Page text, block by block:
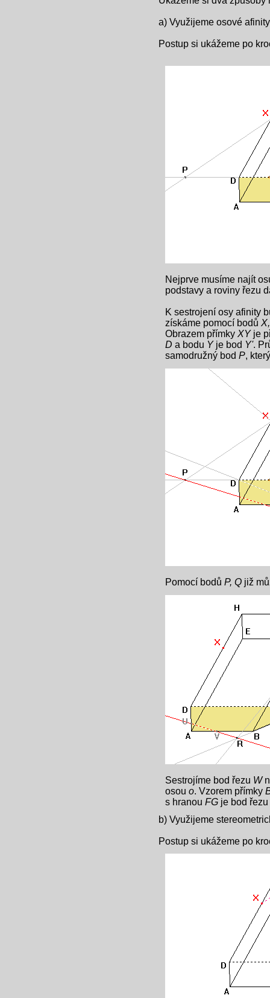
a) Využijeme osové
Postup si ukážeme po
Nejprve musíme najít
podstavy a roviny řezu
K sestrojení osy afinity
získáme pomocí bodů
Obrazem přímky XYje
D a bodu Yje bod Y'.
samodružný bod P,
Pomocí bodů P, Q již
Sestrojíme bod řezu W
osou o. Vzorem přímky
s hranou FG je bod řezu
b) Využijeme
Postup si ukážeme po